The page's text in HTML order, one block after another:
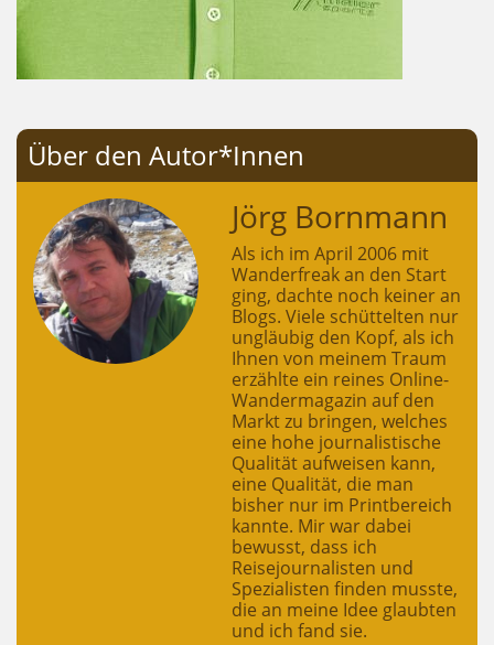
Über den Autor*Innen
Jörg Bornmann
Als ich im April 2006 mit
Wanderfreak an den Start
ging, dachte noch keiner an
Blogs. Viele schüttelten nur
ungläubig den Kopf, als ich
Ihnen von meinem Traum
erzählte ein reines Online-
Wandermagazin auf den
Markt zu bringen, welches
eine hohe journalistische
Qualität aufweisen kann,
eine Qualität, die man
bisher nur im Printbereich
kannte. Mir war dabei
bewusst, dass ich
Reisejournalisten und
Spezialisten finden musste,
die an meine Idee glaubten
und ich fand sie.